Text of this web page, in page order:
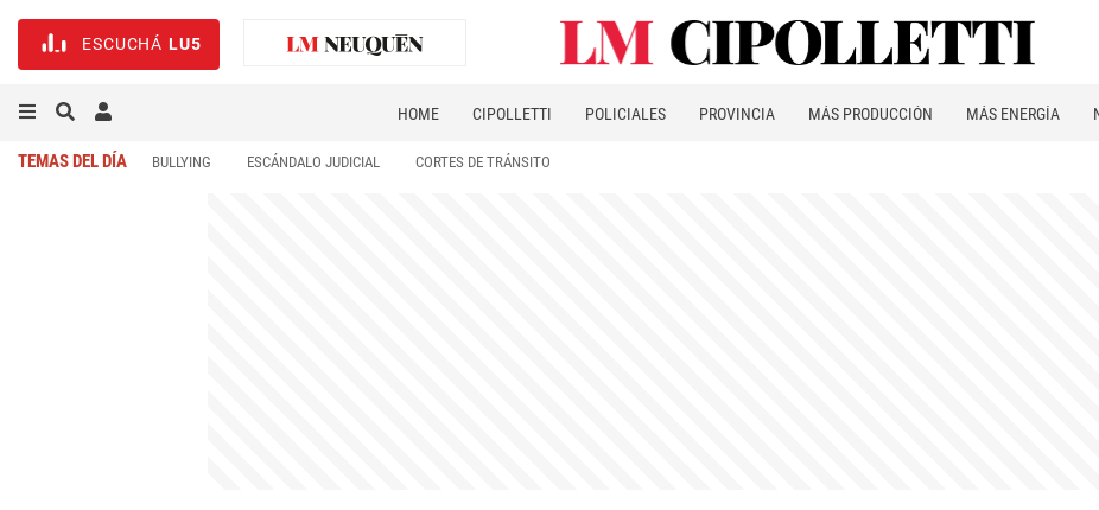
ESCUCHÁ LU5
HOME CIPOLLETTI POLICIALES PROVINCIA MÁS PRODUCCIÓN MÁS ENERGÍA
TEMAS DEL DÍA BULLYING ESCÁNDALO JUDICIAL CORTES DE TRÁNSITO